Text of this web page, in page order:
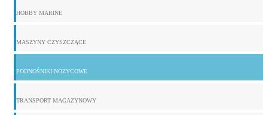
HOBBY MARINE
MASZYNY CZYSZCZĄCE
PODNOŚNIKI NOZYCOWE
TRANSPORT MAGAZYNOWY